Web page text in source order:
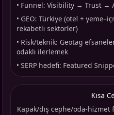
• Funnel: Visibility → Trust →
• GEO: Türkiye (otel +
rekabetli sektörler)
• Risk/teknik: Geotag
odaklı ilerlemek
• SERP hedefi: Featured
Kısa
Kapak/dış cephe/oda-hizmet